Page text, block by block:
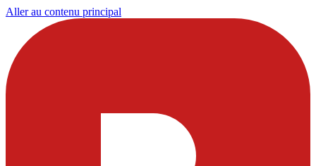
Aller au contenu principal